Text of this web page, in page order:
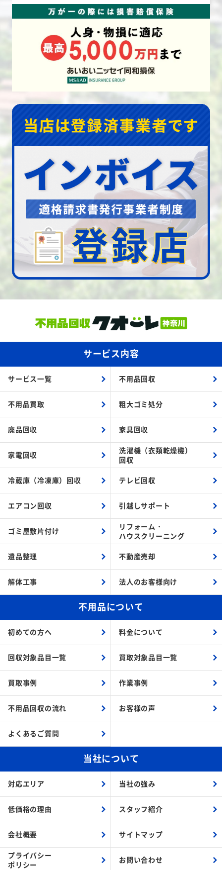
サービス内容
サービス一覧 不用品回収
不用品買取 粗大ゴミ処分
廃品回収 家具回収
家電回収
洗濯機（衣類乾燥機）
回収
冷蔵庫（冷凍庫）回収 テレビ回収
エアコン回収 引越しサポート
ゴミ屋敷片付け
リフォーム・
ハウスクリーニング
遺品整理 不動産売却
解体工事 法人のお客様向け
不用品について
初めての方へ 料金について
回収対象品目一覧 買取対象品目一覧
買取事例 作業事例
不用品回収の流れ お客様の声
よくあるご質問
当社について
対応エリア 当社の強み
低価格の理由 スタッフ紹介
会社概要 サイトマップ
プライバシー
ポリシー
お問い合わせ